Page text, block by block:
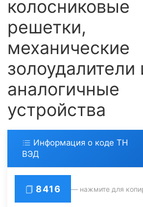
колосниковые
решетки,
механические
золоудалители
аналогичные
устройства
Информация о коде ТН
ВЭД
8416 — нажмите для